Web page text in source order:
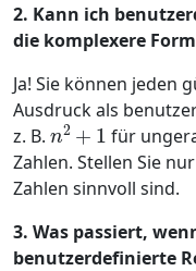
2. Kann ich
die komplexere
Ja! Sie können jeden
Ausdruck als
z. B.
n2+1
für
Zahlen. Stellen Sie
Zahlen sinnvoll sind.
3. Was passiert,
benutzerdefinierte